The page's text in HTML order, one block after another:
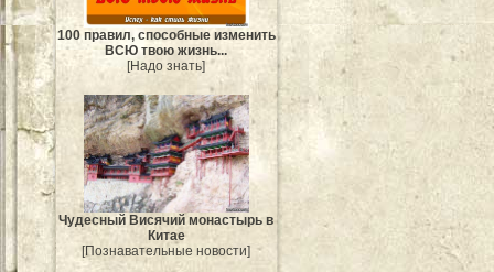
100 правил, способные изменить
ВСЮ твою жизнь...
[Надо знать]
Чудесный Висячий монастырь в
Китае
[Познавательные новости]